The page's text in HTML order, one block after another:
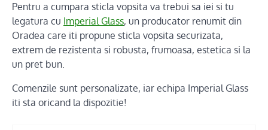
Pentru a cumpara sticla vopsita va trebui sa iei si tu
legatura cu Imperial Glass, un producator renumit din
Oradea care iti propune sticla vopsita securizata,
extrem de rezistenta si robusta, frumoasa, estetica si la
un pret bun.
Comenzile sunt personalizate, iar echipa Imperial Glass
iti sta oricand la dispozitie!